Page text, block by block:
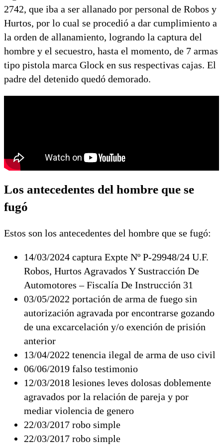
2742, que iba a ser allanado por personal de Robos y
Hurtos, por lo cual se procedió a dar cumplimiento a
la orden de allanamiento, logrando la captura del
hombre y el secuestro, hasta el momento, de 7 armas
tipo pistola marca Glock en sus respectivas cajas. El
padre del detenido quedó demorado.
Los antecedentes del hombre que se
fugó
Estos son los antecedentes del hombre que se fugó:
14/03/2024 captura Expte Nº P-29948/24 U.F.
Robos, Hurtos Agravados Y Sustracción De
Automotores – Fiscalía De Instrucción 31
03/05/2022 portación de arma de fuego sin
autorización agravada por encontrarse gozando
de una excarcelación y/o exención de prisión
anterior
13/04/2022 tenencia ilegal de arma de uso civil
06/06/2019 falso testimonio
12/03/2018 lesiones leves dolosas doblemente
agravados por la relación de pareja y por
mediar violencia de genero
22/03/2017 robo simple
22/03/2017 robo simple